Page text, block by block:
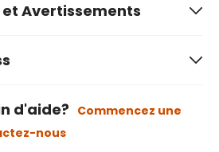
Avertissements
d'aide? Commencez une
nous